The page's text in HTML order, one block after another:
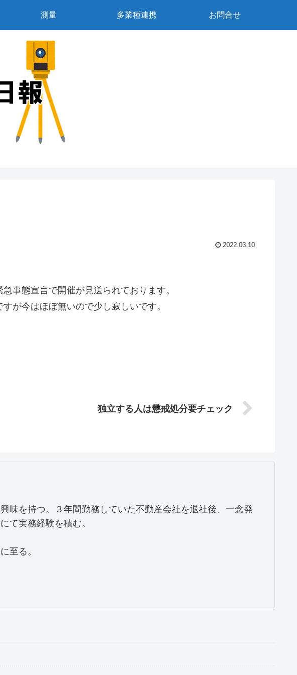
測量 多業種連携 お問合せ
2022.03.10
事態宣言で開催が見送られております。
が今はほぼ無いので少し寂しいです。
独立する人は懲戒処分要チェック
味を持つ。３年間勤務していた不動産会社を退社後、一念発
て実務経験を積む。
至る。